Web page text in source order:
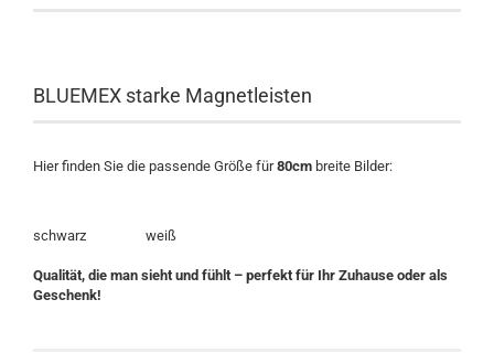
BLUEMEX starke Magnetleisten
Hier finden Sie die passende Größe für80cm breite Bilder:
schwarz weiß
Qualität, die man sieht und fühlt – perfekt für Ihr Zuhause oder als
Geschenk!